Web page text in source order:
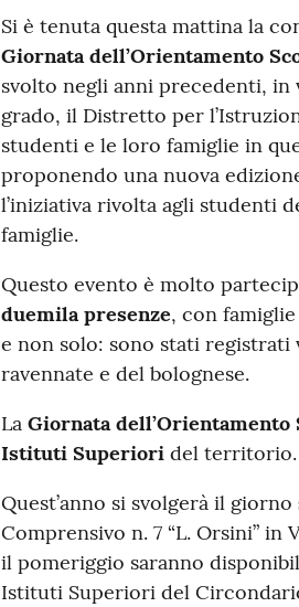
Contenuto
Si è tenuta questa mattina la
Giornata dell’Orientamento
svolto negli anni precedenti, in
grado, il Distretto per
studenti e le loro famiglie in
proponendo una nuova
l’iniziativa rivolta agli studenti
famiglie.
Questo evento è molto
duemila presenze, con
e non solo: sono stati
ravennate e del bolognese.
La Giornata dell’Orientamento
Istituti Superiori del territorio.
Quest’anno si svolgerà il giorno
Comprensivo n. 7 “L. Orsini” in
il pomeriggio saranno
Istituti Superiori del